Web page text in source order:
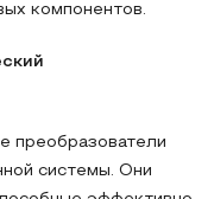
компонентов.
преобразователи
системы. Они